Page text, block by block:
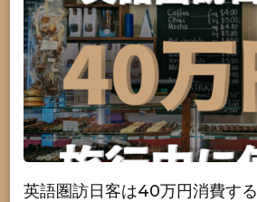
英語圏訪日客は40万円消費する